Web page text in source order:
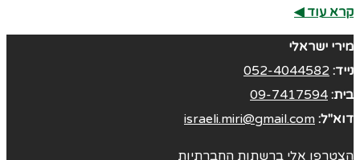
קרא עוד ◀︎
מירי ישראלי
נייד: 052-4044582
בית: 09-7417594
דוא"ל: israeli.miri@gmail.com
הצטרפו אלי ברשתות החברתיות